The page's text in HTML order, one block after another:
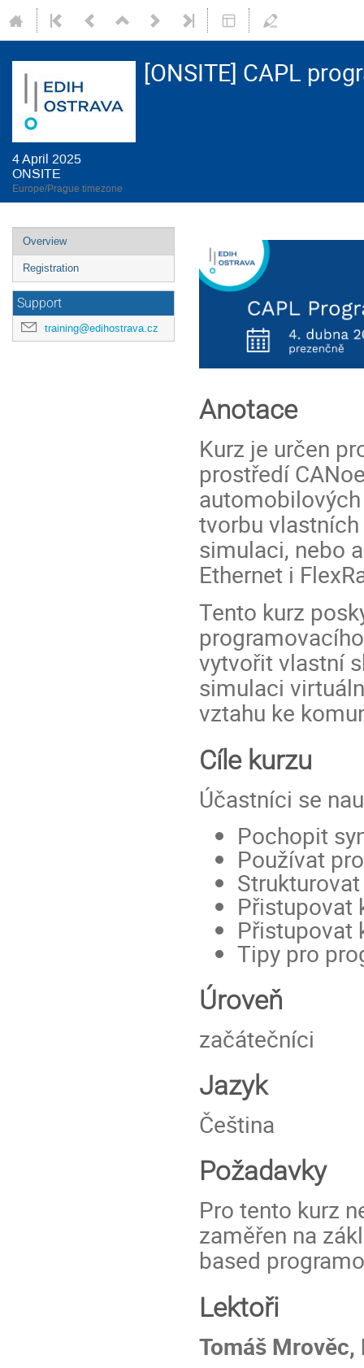
[ONSITE] CAPL
4 April 2025
ONSITE
Europe/Prague timezone
Event
menu
Overview
Registration
Support
training@edihostrava.cz
Anotace
Kurz je určen
prostředí
tvorbu
simulaci, nebo
Ethernet i
Tento kurz
vytvořit vlastní
simulaci
vztahu ke
Cíle kurzu
Účastníci se
Pochopit
Používat
Přistupovat
Přistupovat
Tipy pro
Úroveň
začátečníci
Jazyk
Čeština
Požadavky
Pro tento kurz
zaměřen na
based
Lektoři
Tomáš Mrověc,